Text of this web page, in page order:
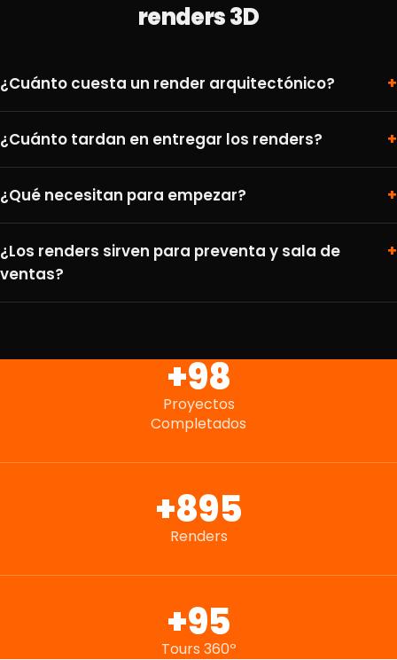
renders 3D
¿Cuánto cuesta un render arquitectónico?
¿Cuánto tardan en entregar los renders?
¿Qué necesitan para empezar?
¿Los renders sirven para preventa y sala de
ventas?
+100
Proyectos
Completados
+897
Renders
+97
Tours 360º